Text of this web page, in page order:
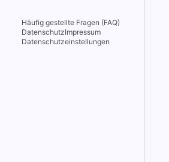
Häufig gestellte Fragen (FAQ)
DatenschutzImpressum
Datenschutzeinstellungen